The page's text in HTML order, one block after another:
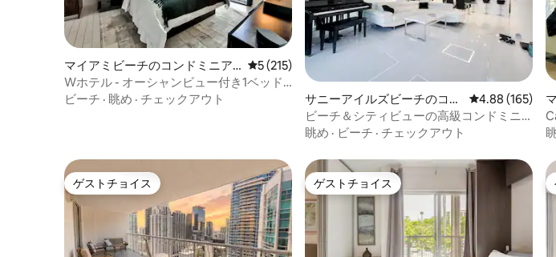
マイアミビーチのコンドミニア
ム
レビュー215件、5つ星中5つ星の平均評価
5 (215)
Wホテル - オーシャンビュー付き1ベッド
ルーム
ビーチ · 眺め · チェックアウト
サニーアイルズビーチのコン
ドミニアム
レビュー165件
4.88 (165)
ビーチ＆シティビューの高級コンドミニ
アム、ビーチまで徒歩5分
眺め · ビーチ · チェックアウト
ゲストチョイス
ゲストチョイス ゲストチョイス
ゲストチョイス